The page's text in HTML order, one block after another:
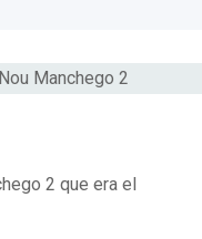
2 que era el